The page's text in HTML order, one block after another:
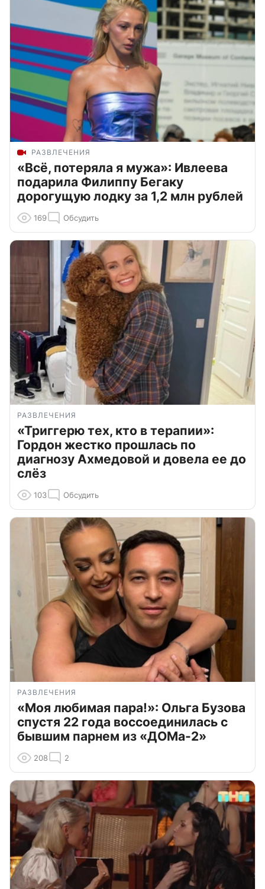
РАЗВЛЕЧЕНИЯ
«Всё, потеряла я мужа»: Ивлеева
подарила Филиппу Бегаку
дорогущую лодку за 1,2 млн рублей
169 Обсудить
РАЗВЛЕЧЕНИЯ
«Триггерю тех, кто в терапии»:
Гордон жестко прошлась по
диагнозу Ахмедовой и довела ее до
слёз
103 Обсудить
РАЗВЛЕЧЕНИЯ
«Моя любимая пара!»: Ольга Бузова
спустя 22 года воссоединилась с
бывшим парнем из «ДОМа-2»
208 2